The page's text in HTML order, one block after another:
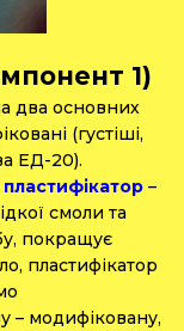
1)
два основних
(густіші,
ЕД-20).
пластифікатор –
смоли та
покращує
пластифікатор
– модифіковану,